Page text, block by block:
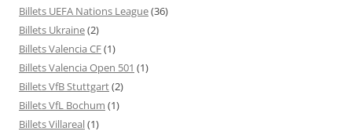
Billets UEFA Nations League(36)
Billets Ukraine(2)
Billets Valencia CF(1)
Billets Valencia Open 501 (1)
Billets VfB Stuttgart(2)
Billets VfL Bochum (1)
Billets Villareal(1)